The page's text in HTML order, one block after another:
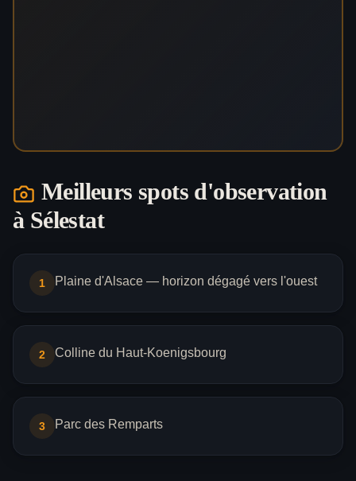
Meilleurs spots d'observation
à Sélestat
1 Plaine d'Alsace — horizon dégagé vers l'ouest
2 Colline du Haut-Koenigsbourg
3 Parc des Remparts